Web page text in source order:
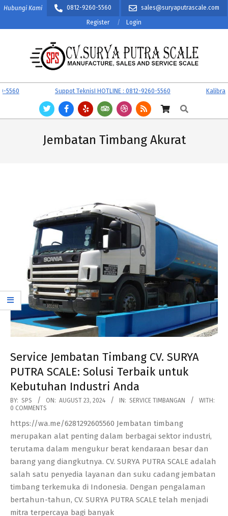
Skip
content
Hubungi Kami 0812-9260-5560 sales@suryaputrascale.com
Register Login
CV.
SURYA
PUTRA
SCALE
Primary
Suppot TeknisI HOTLINE : 0812-9260-5560
Kalibrasi
Search
Jembatan Timbang Akurat
Service Jembatan Timbang CV. SURYA
PUTRA SCALE: Solusi Terbaik untuk
Kebutuhan Industri Anda
2024-
08-
23
BY: SPS ON: AUGUST 23, 2024 IN: SERVICE TIMBANGAN
WITH:
0 COMMENTS
https://wa.me/6281292605560 Jembatan timbang
merupakan alat penting dalam berbagai sektor industri,
terutama dalam mengukur berat kendaraan besar dan
barang yang diangkutnya. CV. SURYA PUTRA SCALE adalah
salah satu penyedia layanan dan suku cadang jembatan
timbang terkemuka di Indonesia. Dengan pengalaman
bertahun-tahun, CV. SURYA PUTRA SCALE telah menjadi
mitra terpercaya bagi banyak